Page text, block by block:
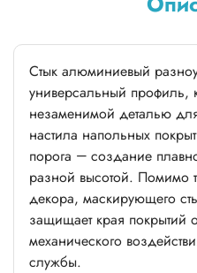
Стык алюминиевый
универсальный профиль,
незаменимой деталью
настила напольных
порога — создание
разной высотой. Помимо
декора, маскирующего
защищает края покрытий
механического
службы.